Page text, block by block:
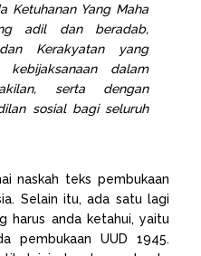
Ketuhanan Yang Maha
adil dan beradab,
Kerakyatan yang
dalam
serta dengan
sosial bagi seluruh
naskah teks pembukaan
Selain itu, ada satu lagi
harus anda ketahui, yaitu
pembukaan UUD 1945.